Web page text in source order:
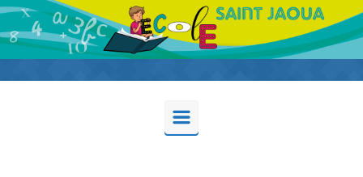
Skip to main content